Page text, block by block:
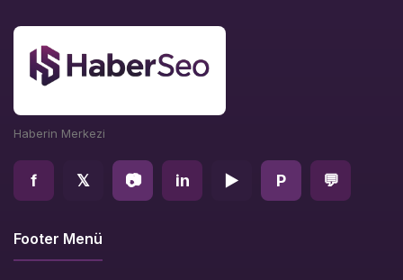
Haberin Merkezi
f 𝕏 📷 in ▶ P 💬
Footer Menü